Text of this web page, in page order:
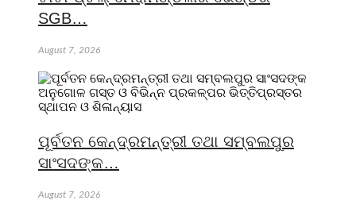
SGB…
August 7, 2026
ପୂର୍ବତନ କେନ୍ଦ୍ରମନ୍ତ୍ରୀ ତଥା ସମ୍ବଲପୁର
ସାଂସଦଙ୍କ…
August 7, 2026